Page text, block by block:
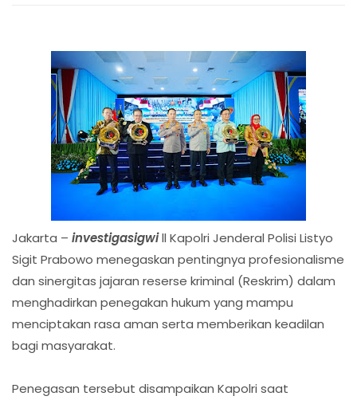
Jakarta – investigasigwill Kapolri Jenderal Polisi Listyo
Sigit Prabowo menegaskan pentingnya profesionalisme
dan sinergitas jajaran reserse kriminal (Reskrim) dalam
menghadirkan penegakan hukum yang mampu
menciptakan rasa aman serta memberikan keadilan
bagi masyarakat.
Penegasan tersebut disampaikan Kapolri saat